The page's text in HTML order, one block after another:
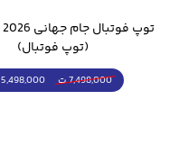
(توپ فوتبال)
7,498,000 ت 5,498,000 ت